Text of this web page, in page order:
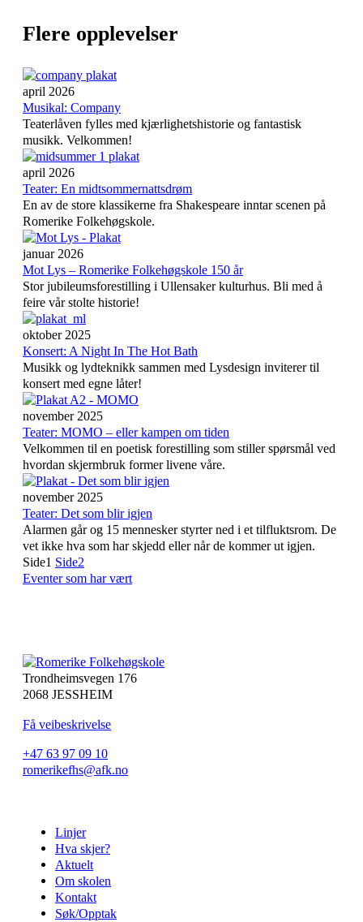
Flere opplevelser
april 2026
Musikal: Company
Teaterlåven fylles med kjærlighetshistorie og fantastisk
musikk. Velkommen!
april 2026
Teater: En midtsommernattsdrøm
En av de store klassikerne fra Shakespeare inntar scenen på
Romerike Folkehøgskole.
januar 2026
Mot Lys – Romerike Folkehøgskole 150 år
Stor jubileumsforestilling i Ullensaker kulturhus. Bli med å
feire vår stolte historie!
oktober 2025
Konsert: A Night In The Hot Bath
Musikk og lydteknikk sammen med Lysdesign inviterer til
konsert med egne låter!
november 2025
Teater: MOMO – eller kampen om tiden
Velkommen til en poetisk forestilling som stiller spørsmål ved
hvordan skjermbruk former livene våre.
november 2025
Teater: Det som blir igjen
Alarmen går og 15 mennesker styrter ned i et tilfluktsrom. De
vet ikke hva som har skjedd eller når de kommer ut igjen.
Side1 Side2
Eventer som har vært
Trondheimsvegen 176
2068 JESSHEIM
Få veibeskrivelse
+47 63 97 09 10
romerikefhs@afk.no
Linjer
Hva skjer?
Aktuelt
Om skolen
Kontakt
Søk/Opptak